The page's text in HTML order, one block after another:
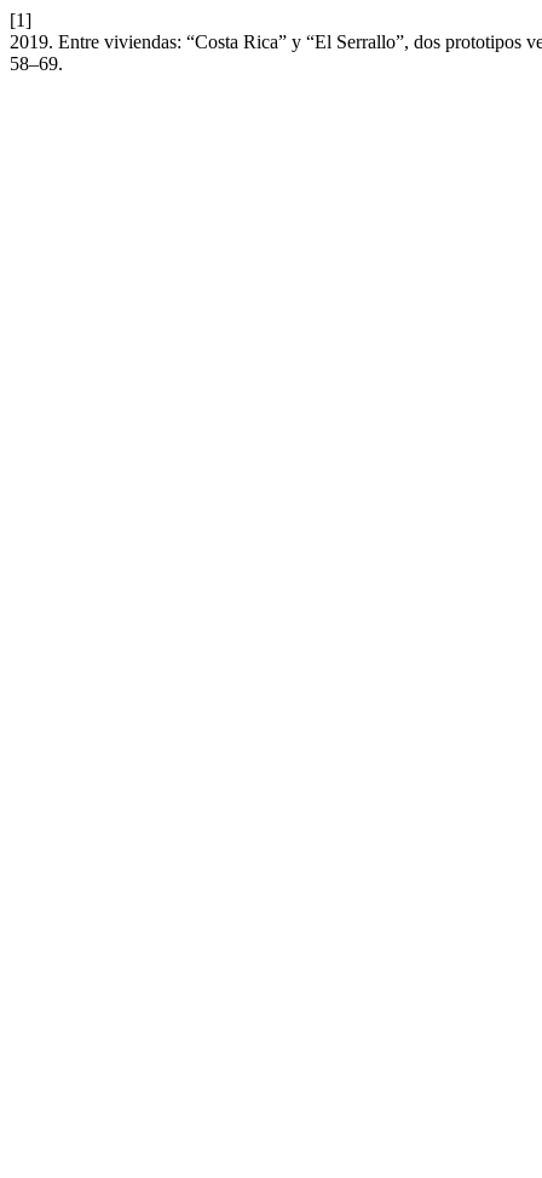
[1]
2019. Entre viviendas: “Costa Rica” y “El Serrallo”, dos prototipos
58–69.